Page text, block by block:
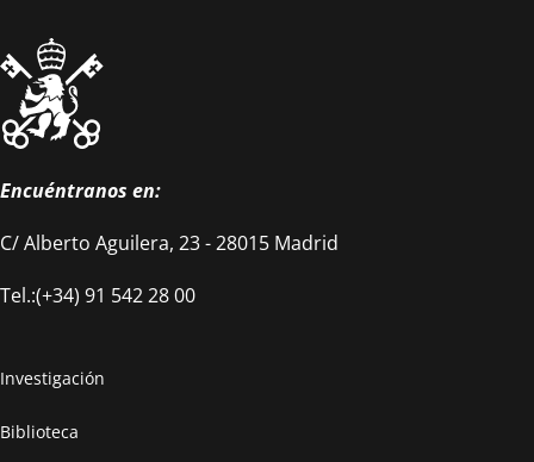
Encuéntranos en:
C/ Alberto Aguilera, 23 - 28015 Madrid
Tel.:(+34) 91 542 28 00
Investigación
Biblioteca